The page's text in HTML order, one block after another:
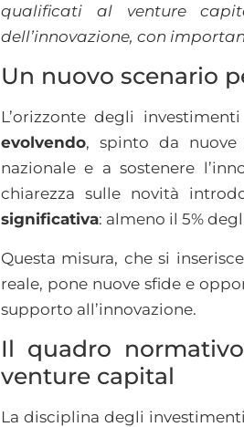
qualificati al venture
dell’innovazione, con
Un nuovo scenario
L’orizzonte degli
evolvendo, spinto da nuove
nazionale e a sostenere
chiarezza sulle novità
significativa: almeno il 5%
Questa misura, che si
reale, pone nuove sfide e
supporto all’innovazione.
Il quadro
venture capital
La disciplina degli